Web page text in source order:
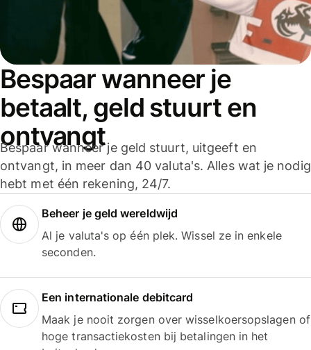
Bespaar wanneer je
betaalt, geld stuurt en
ontvangt
Bespaar wanneer je geld stuurt, uitgeeft en
ontvangt, in meer dan 40 valuta's. Alles wat je nodig
hebt met één rekening, 24/7.
Beheer je geld wereldwijd
Al je valuta's op één plek. Wissel ze in enkele
seconden.
Een internationale debitcard
Maak je nooit zorgen over wisselkoersopslagen of
hoge transactiekosten bij betalingen in het